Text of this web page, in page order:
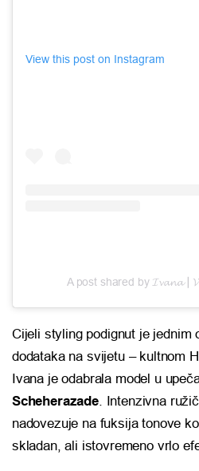
View this post on Instagram
A post shared by
Cijeli styling podignut je jednim
dodataka na svijetu – kultnom
Ivana je odabrala model u
Scheherazade. Intenzivna
nadovezuje na fuksija tonove
skladan, ali istovremeno vrlo